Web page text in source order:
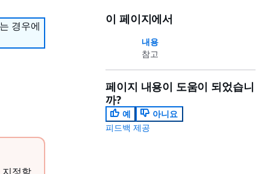
경우에
지정할
이 페이지에서
내용
참고
페이지 내용이 도움이 되었습니
까?
예
아니요
피드백 제공